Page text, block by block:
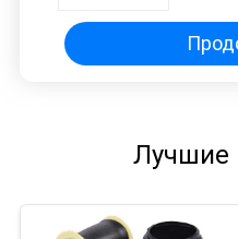
Лучшие